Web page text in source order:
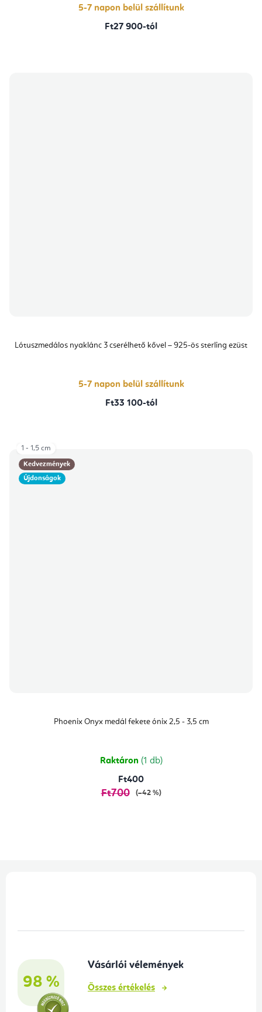
5-7 napon belül szállítunk
Ft27 900-tól
Lótuszmedálos nyaklánc 3 cserélhető kővel – 925-ös sterling ezüst
5-7 napon belül szállítunk
Ft33 100-tól
Kedvezmények
Újdonságok
Phoenix Onyx medál fekete ónix 2,5 - 3,5 cm
Raktáron (1 db)
Ft400
Ft700 (–42 %)
1 - 1,5 cm
98 %
Vásárlói vélemények
Összes értékelés